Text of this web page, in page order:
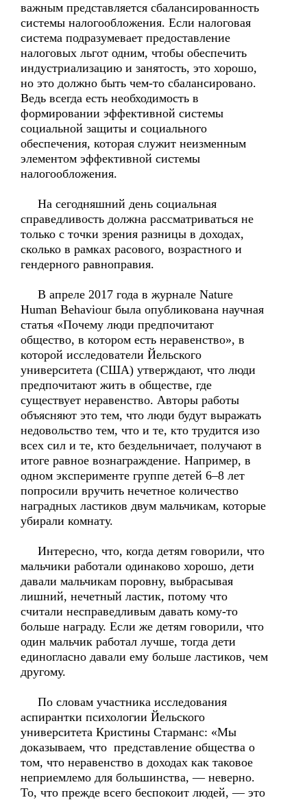
важным представляется сбалансированность
системы налогообложения. Если налоговая
система подразумевает предоставление
налоговых льгот одним, чтобы обеспечить
индустриализацию и занятость, это хорошо,
но это должно быть чем-то сбалансировано.
Ведь всегда есть необходимость в
формировании эффективной системы
социальной защиты и социального
обеспечения, которая служит неизменным
элементом эффективной системы
налогообложения.
На сегодняшний день социальная
справедливость должна рассматриваться не
только с точки зрения разницы в доходах,
сколько в рамках расового, возрастного и
гендерного равноправия.
В апреле 2017 года в журнале Nature
Human Behaviour была опубликована научная
статья «Почему люди предпочитают
общество, в котором есть неравенство», в
которой исследователи Йельского
университета (США) утверждают, что люди
предпочитают жить в обществе, где
существует неравенство. Авторы работы
объясняют это тем, что люди будут выражать
недовольство тем, что и те, кто трудится изо
всех сил и те, кто бездельничает, получают в
итоге равное вознаграждение. Например, в
одном эксперименте группе детей 6–8 лет
попросили вручить нечетное количество
наградных ластиков двум мальчикам, которые
убирали комнату.
Интересно, что, когда детям говорили, что
мальчики работали одинаково хорошо, дети
давали мальчикам поровну, выбрасывая
лишний, нечетный ластик, потому что
считали несправедливым давать кому-то
больше награду. Если же детям говорили, что
один мальчик работал лучше, тогда дети
единогласно давали ему больше ластиков, чем
другому.
По словам участника исследования
аспирантки психологии Йельского
университета Кристины Старманс: «Мы
доказываем, что представление общества о
том, что неравенство в доходах как таковое
неприемлемо для большинства, — неверно.
То, что прежде всего беспокоит людей, — это